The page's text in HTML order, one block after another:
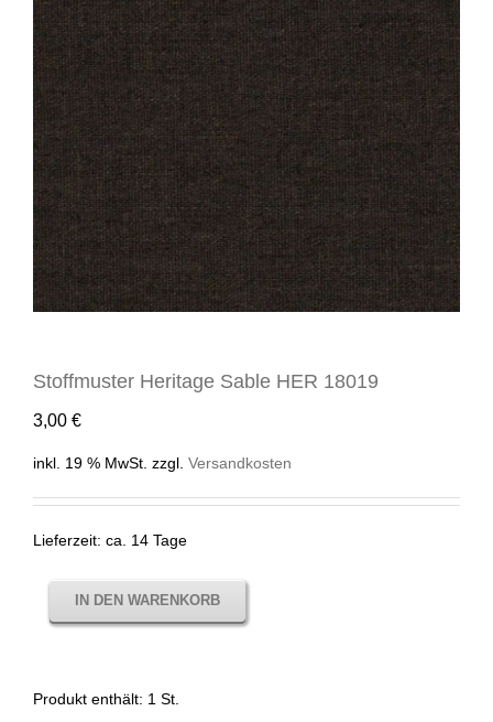
Stoffmuster Heritage Sable HER 18019
3,00 €
inkl. 19 % MwSt. zzgl. Versandkosten
Lieferzeit: ca. 14 Tage
IN DEN WARENKORB
Produkt enthält: 1 St.